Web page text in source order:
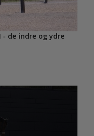
de indre og ydre